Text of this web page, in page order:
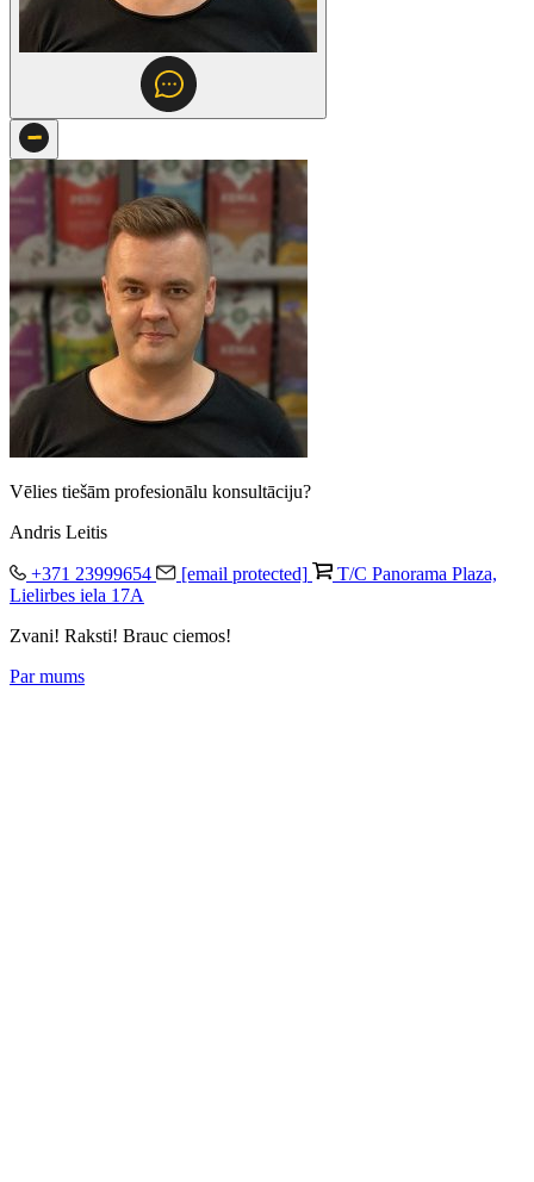
Vēlies tiešām profesionālu konsultāciju?
Andris Leitis
+371 23999654 [email protected]
T/C Panorama Plaza,
Lielirbes iela 17A
Zvani! Raksti! Brauc ciemos!
Par mums